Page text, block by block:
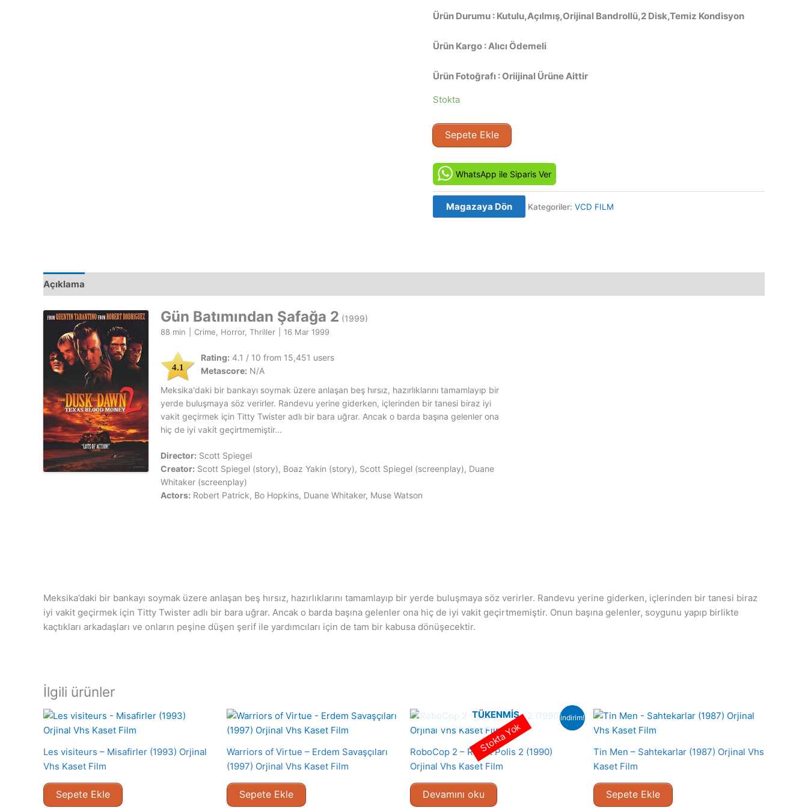
Ürün Durumu : Kutulu,Açılmış,Orijinal Bandrollü,2 Disk,Temiz Kondisyon
Ürün Kargo : Alıcı Ödemeli
Ürün Fotoğrafı : Oriijinal Ürüne Aittir
Stokta
Gün
Batımından
-
From
Dusk
Texas
Sepete Ekle
WhatsApp ile Siparis Ver
Magazaya Dön Kategoriler: VCD FILM
Açıklama
Gün Batımından Şafağa 2 (1999)
88 min Crime, Horror, Thriller 16 Mar 1999
4.1
Rating: 4.1 / 10 from 15,451 users
Metascore: N/A
Meksika'daki bir bankayı soymak üzere anlaşan beş hırsız, hazırlıklarını tamamlayıp bir
yerde buluşmaya söz verirler. Randevu yerine giderken, içlerinden bir tanesi biraz iyi
vakit geçirmek için Titty Twister adlı bir bara uğrar. Ancak o barda başına gelenler ona
hiç de iyi vakit geçirtmemiştir...
Director: Scott Spiegel
Creator: Scott Spiegel (story), Boaz Yakin (story), Scott Spiegel (screenplay), Duane
Whitaker (screenplay)
Actors: Robert Patrick, Bo Hopkins, Duane Whitaker, Muse Watson
Meksika’daki bir bankayı soymak üzere anlaşan beş hırsız, hazırlıklarını tamamlayıp bir yerde buluşmaya söz verirler. Randevu yerine giderken, içlerinden bir tanesi biraz
iyi vakit geçirmek için Titty Twister adlı bir bara uğrar. Ancak o barda başına gelenler ona hiç de iyi vakit geçirtmemiştir. Onun başına gelenler, soygunu yapıp birlikte
kaçtıkları arkadaşları ve onların peşine düşen şerif ile yardımcıları için de tam bir kabusa dönüşecektir.
İlgili ürünler
Les visiteurs – Misafirler (1993) Orjinal
Vhs Kaset Film
Sepete Ekle
Warriors of Virtue – Erdem Savaşçıları
(1997) Orjinal Vhs Kaset Film
Sepete Ekle
indirim!
TÜKENMIŞ
RoboCop 2 – Robot Polis 2 (1990)
Orjinal Vhs Kaset Film
Devamını oku
Stokta Yok
Tin Men – Sahtekarlar (1987) Orjinal Vhs
Kaset Film
Sepete Ekle